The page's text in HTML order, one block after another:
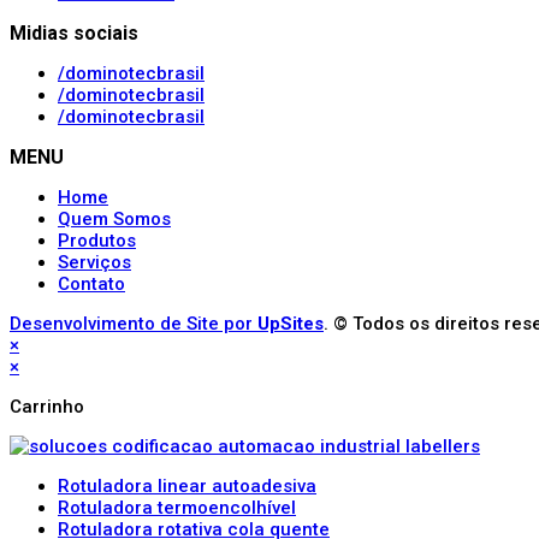
Midias sociais
/dominotecbrasil
/dominotecbrasil
/dominotecbrasil
MENU
Home
Quem Somos
Produtos
Serviços
Contato
Desenvolvimento de Site por UpSites. © Todos os direitos
×
×
Carrinho
Rotuladora linear autoadesiva
Rotuladora termoencolhível
Rotuladora rotativa cola quente